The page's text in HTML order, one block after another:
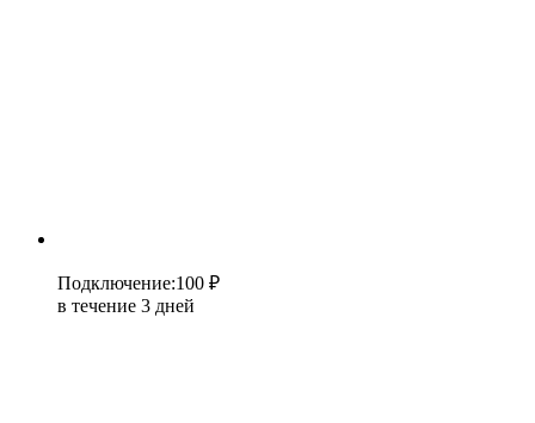
Подключение:100 ₽
в течение 3 дней